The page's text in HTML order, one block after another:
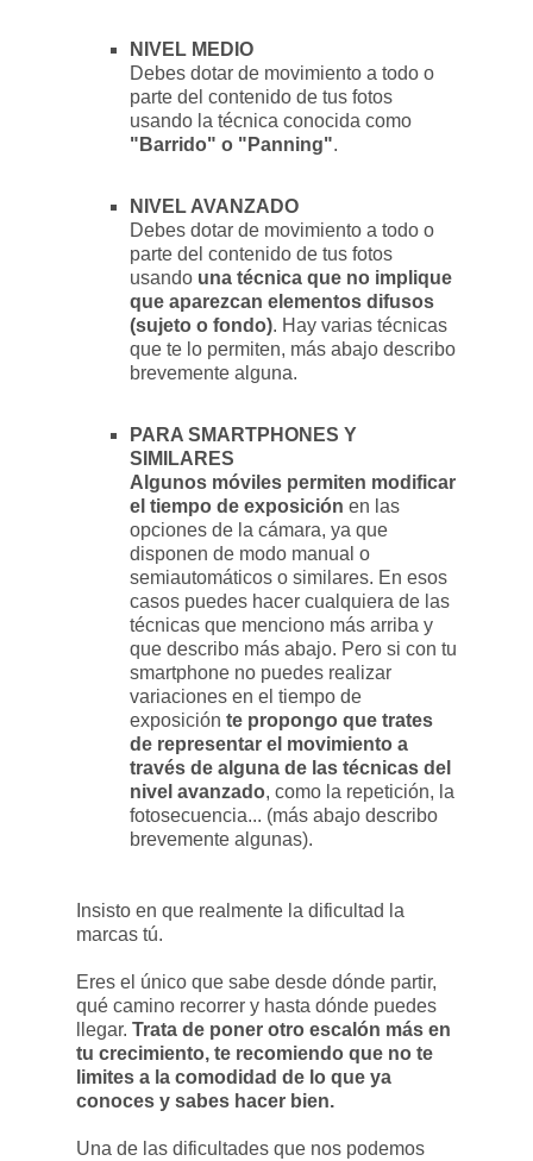
NIVEL MEDIO
Debes dotar de movimiento a todo o
parte del contenido de tus fotos
usando la técnica conocida como
"Barrido" o "Panning".
NIVEL AVANZADO
Debes dotar de movimiento a todo o
parte del contenido de tus fotos
usando una técnica que no implique
que aparezcan elementos difusos
(sujeto o fondo). Hay varias técnicas
que te lo permiten, más abajo describo
brevemente alguna.
PARA SMARTPHONES Y
SIMILARES
Algunos móviles permiten modificar
el tiempo de exposición en las
opciones de la cámara, ya que
disponen de modo manual o
semiautomáticos o similares. En esos
casos puedes hacer cualquiera de las
técnicas que menciono más arriba y
que describo más abajo. Pero si con tu
smartphone no puedes realizar
variaciones en el tiempo de
exposición te propongo que trates
de representar el movimiento a
través de alguna de las técnicas del
nivel avanzado, como la repetición, la
fotosecuencia... (más abajo describo
brevemente algunas).
Insisto en que realmente la dificultad la
marcas tú.
Eres el único que sabe desde dónde partir,
qué camino recorrer y hasta dónde puedes
llegar. Trata de poner otro escalón más en
tu crecimiento, te recomiendo que no te
limites a la comodidad de lo que ya
conoces y sabes hacer bien.
Una de las dificultades que nos podemos